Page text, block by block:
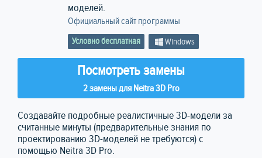
моделей.
Официальный сайт программы
Условно бесплатная Windows
Посмотреть замены
2 замены для Neitra 3D Pro
Создавайте подробные реалистичные 3D-модели за
считанные минуты (предварительные знания по
проектированию 3D-моделей не требуются) с
помощью Neitra 3D Pro.